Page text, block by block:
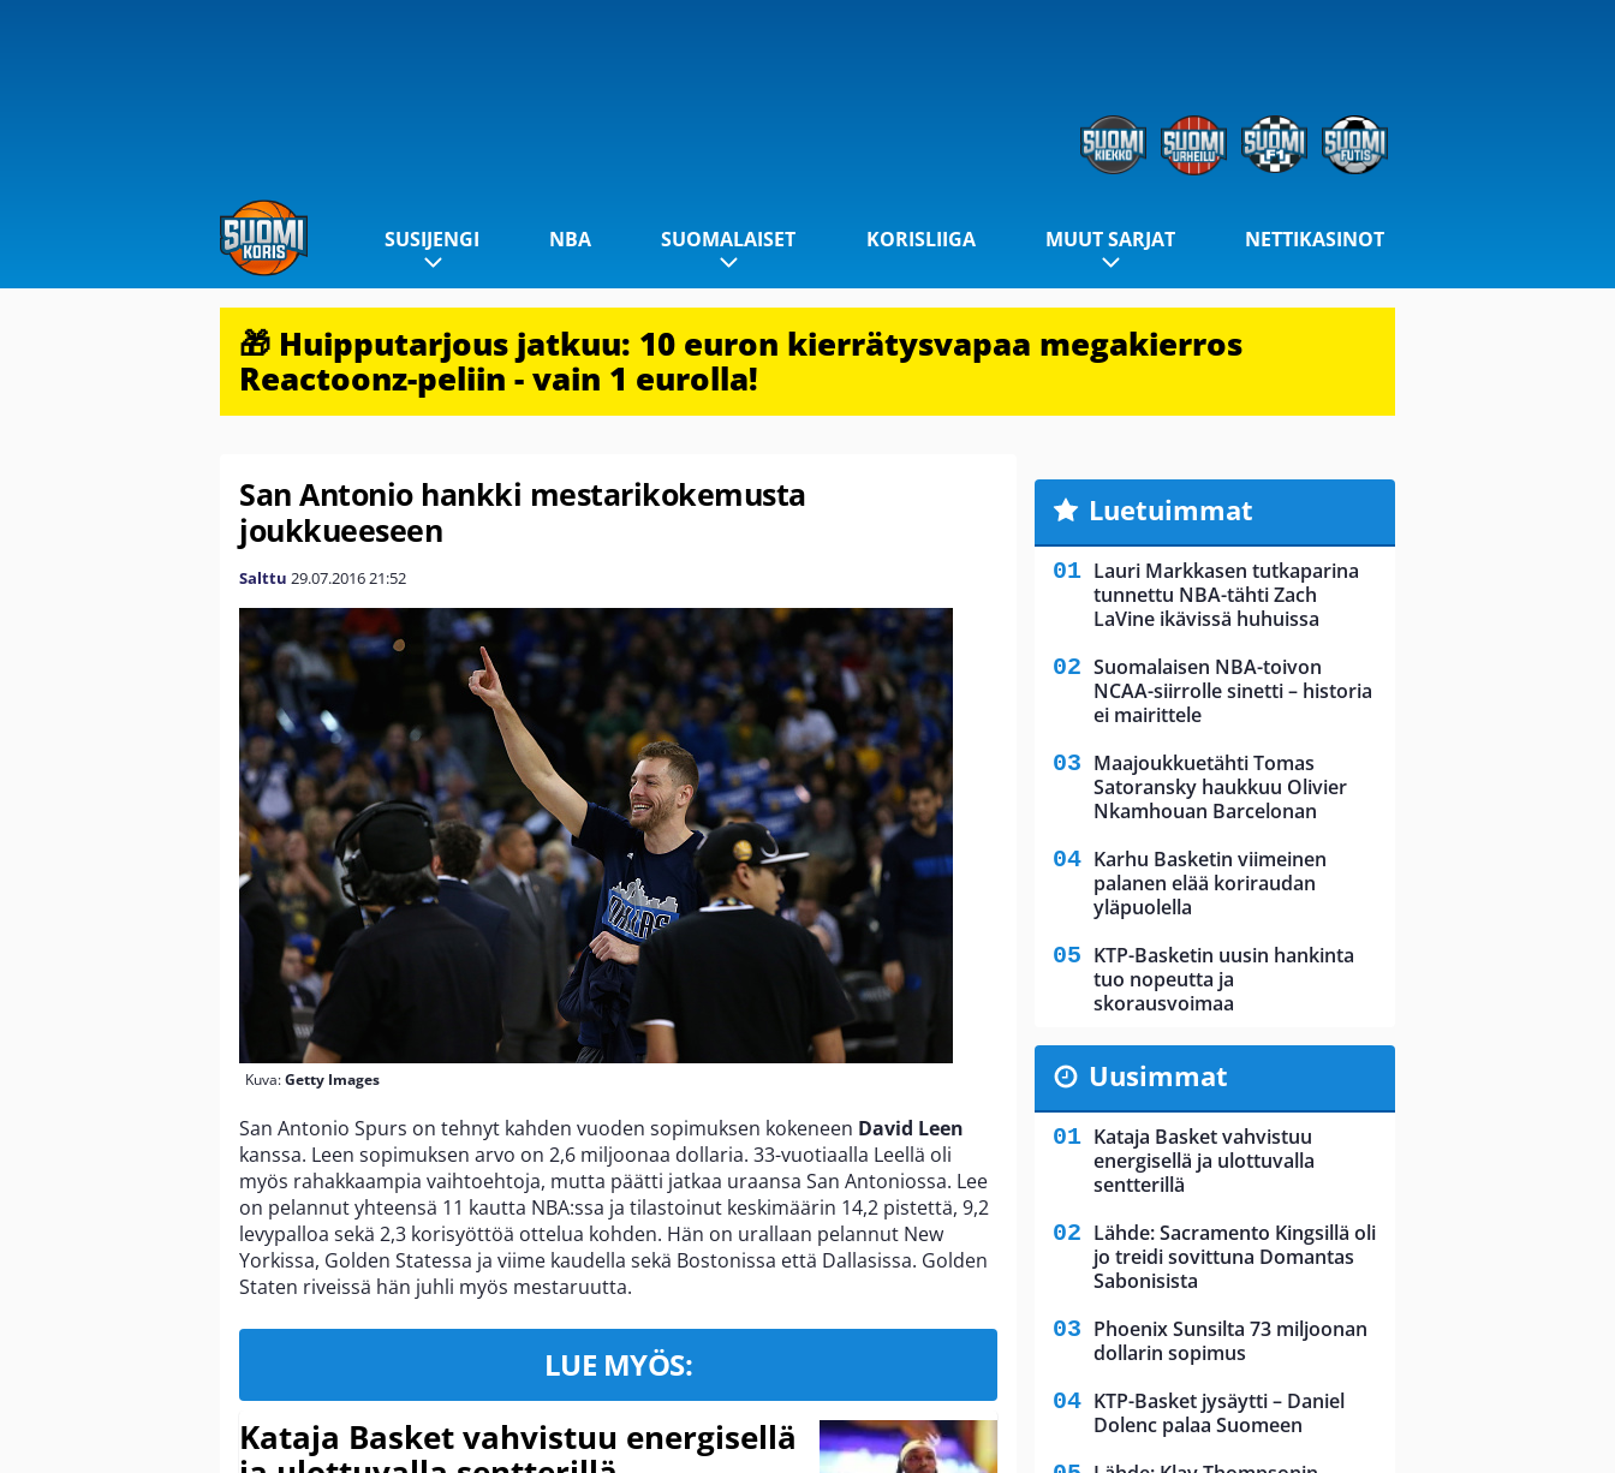
SUSIJENGI NBA SUOMALAISET KORISLIIGA MUUT SARJAT NETTIKASINOT
🎁 Huipputarjous jatkuu: 10 euron kierrätysvapaa megakierros
Reactoonz-peliin - vain 1 eurolla!
San Antonio hankki mestarikokemusta
joukkueeseen
Salttu 29.07.201621:52
Kuva:Getty Images
San Antonio Spurs on tehnyt kahden vuoden sopimuksen kokeneen David Leen
kanssa. Leen sopimuksen arvo on 2,6 miljoonaa dollaria. 33-vuotiaalla Leellä oli
myös rahakkaampia vaihtoehtoja, mutta päätti jatkaa uraansa San Antoniossa. Lee
on pelannut yhteensä 11 kautta NBA:ssa ja tilastoinut keskimäärin 14,2 pistettä, 9,2
levypalloa sekä 2,3 korisyöttöä ottelua kohden. Hän on urallaan pelannut New
Yorkissa, Golden Statessa ja viime kaudella sekä Bostonissa että Dallasissa. Golden
Staten riveissä hän juhli myös mestaruutta.
LUE MYÖS:
Kataja Basket vahvistuu energisellä
Luetuimmat
Lauri Markkasen tutkaparina
tunnettu NBA-tähti Zach
LaVine ikävissä huhuissa
Suomalaisen NBA-toivon
NCAA-siirrolle sinetti – historia
ei mairittele
Maajoukkuetähti Tomas
Satoransky haukkuu Olivier
Nkamhouan Barcelonan
Karhu Basketin viimeinen
palanen elää koriraudan
yläpuolella
KTP-Basketin uusin hankinta
tuo nopeutta ja
skorausvoimaa
Uusimmat
Kataja Basket vahvistuu
energisellä ja ulottuvalla
sentterillä
Lähde: Sacramento Kingsillä oli
jo treidi sovittuna Domantas
Sabonisista
Phoenix Sunsilta 73 miljoonan
dollarin sopimus
KTP-Basket jysäytti – Daniel
Dolenc palaa Suomeen